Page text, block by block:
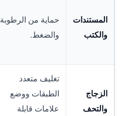
المستندات
والكتب
حماية من الرطوبة
والضغط.
الزجاج
والتحف
تغليف متعدد
الطبقات ووضع
علامات قابلة